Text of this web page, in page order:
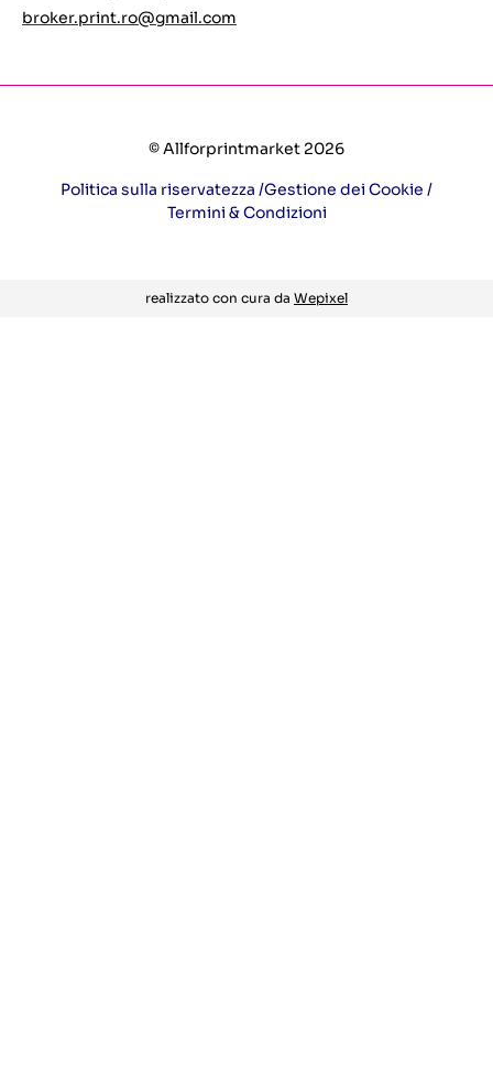
broker.print.ro@gmail.com
© Allforprintmarket 2026
Politica sulla riservatezza /Gestione dei Cookie /
Termini & Condizioni
realizzato con cura da Wepixel